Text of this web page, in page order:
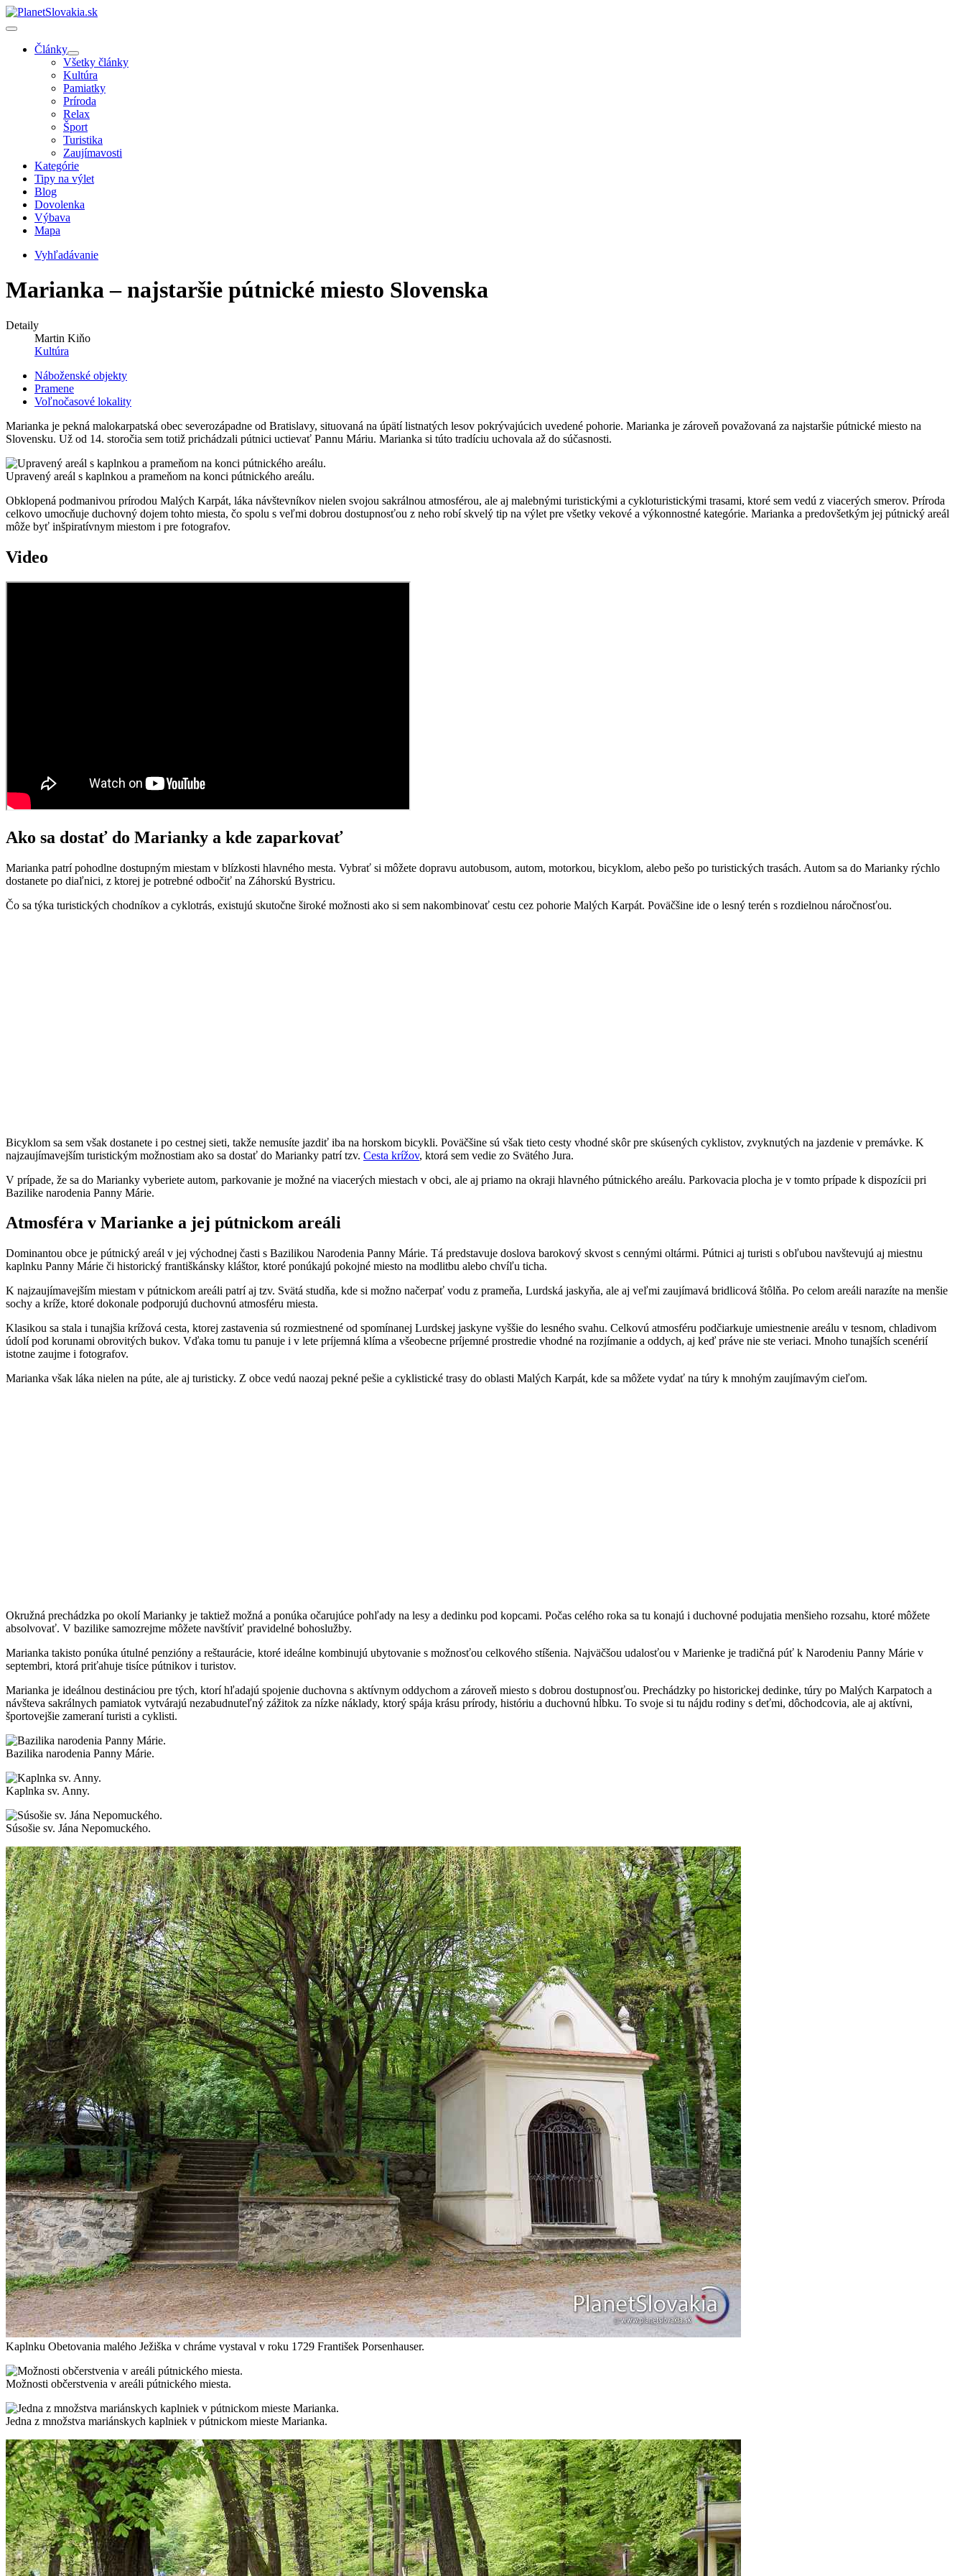
Články
Všetky články
Kultúra
Pamiatky
Príroda
Relax
Šport
Turistika
Zaujímavosti
Kategórie
Tipy na výlet
Blog
Dovolenka
Výbava
Mapa
Vyhľadávanie
Marianka – najstaršie pútnické miesto Slovenska
Detaily
Martin Kiňo
Kultúra
Náboženské objekty
Pramene
Voľnočasové lokality
Marianka je pekná malokarpatská obec severozápadne od Bratislavy, situovaná na úpätí listnatých lesov pokrývajúcich uvedené pohorie. Marianka je zároveň považovaná za najstaršie pútnické miesto na
Slovensku. Už od 14. storočia sem totiž prichádzali pútnici uctievať Pannu Máriu. Marianka si túto tradíciu uchovala až do súčasnosti.
Upravený areál s kaplnkou a prameňom na konci pútnického areálu.
Obklopená podmanivou prírodou Malých Karpát, láka návštevníkov nielen svojou sakrálnou atmosférou, ale aj malebnými turistickými a cykloturistickými trasami, ktoré sem vedú z viacerých smerov. Príroda
celkovo umocňuje duchovný dojem tohto miesta, čo spolu s veľmi dobrou dostupnosťou z neho robí skvelý tip na výlet pre všetky vekové a výkonnostné kategórie. Marianka a predovšetkým jej pútnický areál
môže byť inšpiratívnym miestom i pre fotografov.
Video
Ako sa dostať do Marianky a kde zaparkovať
Marianka patrí pohodlne dostupným miestam v blízkosti hlavného mesta. Vybrať si môžete dopravu autobusom, autom, motorkou, bicyklom, alebo pešo po turistických trasách. Autom sa do Marianky rýchlo
dostanete po diaľnici, z ktorej je potrebné odbočiť na Záhorskú Bystricu.
Čo sa týka turistických chodníkov a cyklotrás, existujú skutočne široké možnosti ako si sem nakombinovať cestu cez pohorie Malých Karpát. Poväčšine ide o lesný terén s rozdielnou náročnosťou.
Bicyklom sa sem však dostanete i po cestnej sieti, takže nemusíte jazdiť iba na horskom bicykli. Poväčšine sú však tieto cesty vhodné skôr pre skúsených cyklistov, zvyknutých na jazdenie v premávke. K
najzaujímavejším turistickým možnostiam ako sa dostať do Marianky patrí tzv. Cesta krížov, ktorá sem vedie zo Svätého Jura.
V prípade, že sa do Marianky vyberiete autom, parkovanie je možné na viacerých miestach v obci, ale aj priamo na okraji hlavného pútnického areálu. Parkovacia plocha je v tomto prípade k dispozícii pri
Bazilike narodenia Panny Márie.
Atmosféra v Marianke a jej pútnickom areáli
Dominantou obce je pútnický areál v jej východnej časti s Bazilikou Narodenia Panny Márie. Tá predstavuje doslova barokový skvost s cennými oltármi. Pútnici aj turisti s obľubou navštevujú aj miestnu
kaplnku Panny Márie či historický františkánsky kláštor, ktoré ponúkajú pokojné miesto na modlitbu alebo chvíľu ticha.
K najzaujímavejším miestam v pútnickom areáli patrí aj tzv. Svätá studňa, kde si možno načerpať vodu z prameňa, Lurdská jaskyňa, ale aj veľmi zaujímavá bridlicová štôlňa. Po celom areáli narazíte na menšie
sochy a kríže, ktoré dokonale podporujú duchovnú atmosféru miesta.
Klasikou sa stala i tunajšia krížová cesta, ktorej zastavenia sú rozmiestnené od spomínanej Lurdskej jaskyne vyššie do lesného svahu. Celkovú atmosféru podčiarkuje umiestnenie areálu v tesnom, chladivom
údolí pod korunami obrovitých bukov. Vďaka tomu tu panuje i v lete príjemná klíma a všeobecne príjemné prostredie vhodné na rozjímanie a oddych, aj keď práve nie ste veriaci. Mnoho tunajších scenérií
istotne zaujme i fotografov.
Marianka však láka nielen na púte, ale aj turisticky. Z obce vedú naozaj pekné pešie a cyklistické trasy do oblasti Malých Karpát, kde sa môžete vydať na túry k mnohým zaujímavým cieľom.
Okružná prechádzka po okolí Marianky je taktiež možná a ponúka očarujúce pohľady na lesy a dedinku pod kopcami. Počas celého roka sa tu konajú i duchovné podujatia menšieho rozsahu, ktoré môžete
absolvovať. V bazilike samozrejme môžete navštíviť pravidelné bohoslužby.
Marianka takisto ponúka útulné penzióny a reštaurácie, ktoré ideálne kombinujú ubytovanie s možnosťou celkového stíšenia. Najväčšou udalosťou v Marienke je tradičná púť k Narodeniu Panny Márie v
septembri, ktorá priťahuje tisíce pútnikov i turistov.
Marianka je ideálnou destináciou pre tých, ktorí hľadajú spojenie duchovna s aktívnym oddychom a zároveň miesto s dobrou dostupnosťou. Prechádzky po historickej dedinke, túry po Malých Karpatoch a
návšteva sakrálnych pamiatok vytvárajú nezabudnuteľný zážitok za nízke náklady, ktorý spája krásu prírody, históriu a duchovnú hĺbku. To svoje si tu nájdu rodiny s deťmi, dôchodcovia, ale aj aktívni,
športovejšie zameraní turisti a cyklisti.
Bazilika narodenia Panny Márie.
Kaplnka sv. Anny.
Súsošie sv. Jána Nepomuckého.
Kaplnku Obetovania malého Ježiška v chráme vystaval v roku 1729 František Porsenhauser.
Možnosti občerstvenia v areáli pútnického miesta.
Jedna z množstva mariánskych kaplniek v pútnickom mieste Marianka.